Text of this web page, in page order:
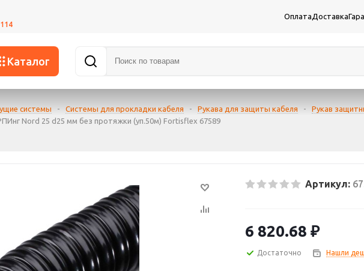
ОплатаДоставка
Каталог
системы - Системы для прокладки кабеля - Рукава для защиты кабеля - Рукав
Nord 25 d25 мм без протяжки (уп.50м) Fortisflex 67589
Артикул:
6 820.68 ₽
Достаточно Нашли